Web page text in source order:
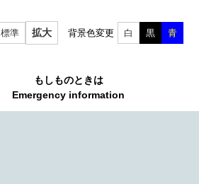
標準 拡大 背景色変更 白 黒 青
もしものときは
Emergency information